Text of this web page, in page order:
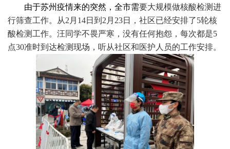
由于苏州疫情来的突然，全市需要大规模做核酸检测进
行筛查工作。从2 月 14日到 2 月 23日，社区已经安排了5轮核
酸检测工作。汪同学不畏严寒，没有任何抱怨，每次都是5
点30准时到达检测现场，听从社区和医护人员的工作安排。